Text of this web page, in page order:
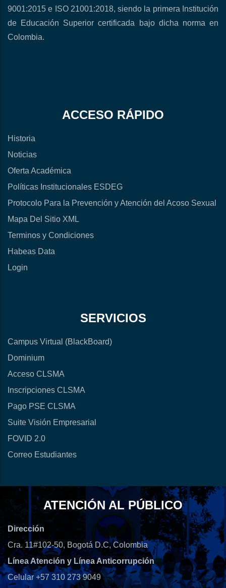
9001:2015 e ISO 21001:2018, siendo la primera Institución
de Educación Superior certificada bajo dicha norma en
Colombia.
ACCESO RÁPIDO
Historia
Noticias
Oferta Académica
Políticas Institucionales ESDEG
Protocolo Para la Prevención y Atención del Acoso Sexual
Mapa Del Sitio XML
Terminos y Condiciones
Habeas Data
Login
SERVICIOS
Campus Virtual (BlackBoard)
Dominium
Acceso CLSMA
Inscripciones CLSMA
Pago PSE CLSMA
Suite Visión Empresarial
FOVID 2.0
Correo Estudiantes
ATENCIÓN AL PÚBLICO
Dirección
Cra. 11#102-50, Bogotá D.C, Colombia
Línea Atención y Línea Anticorrupción
Celular +57 310 273 9049